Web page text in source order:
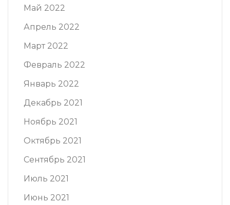
Май 2022
Апрель 2022
Март 2022
Февраль 2022
Январь 2022
Декабрь 2021
Ноябрь 2021
Октябрь 2021
Сентябрь 2021
Июль 2021
Июнь 2021